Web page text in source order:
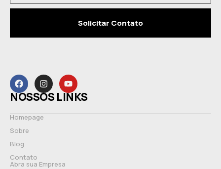
Solicitar Contato
NOSSOS LINKS
Homepage
Sobre
Blog
Contato
Abra sua Empresa